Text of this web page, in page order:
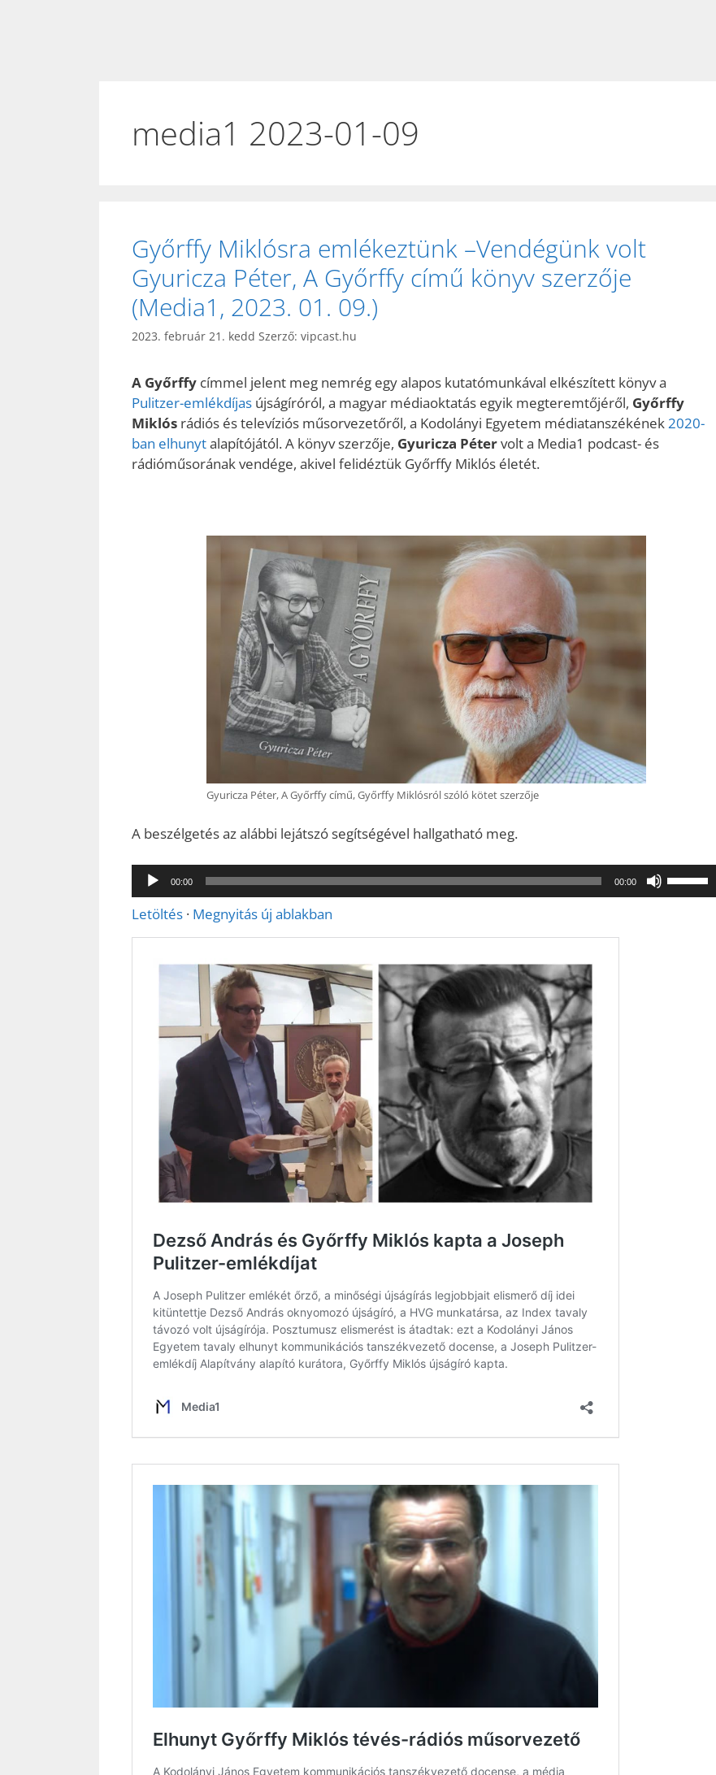
media1 2023-01-09
Győrffy Miklósra emlékeztünk –Vendégünk volt
Gyuricza Péter, A Győrffy című könyv szerzője
(Media1, 2023. 01. 09.)
2023. február 21. kedd Szerző: vipcast.hu
A Győrffy címmel jelent meg nemrég egy alapos kutatómunkával elkészített könyv a
Pulitzer-emlékdíjas újságíróról, a magyar médiaoktatás egyik megteremtőjéről, Győrffy
Miklós rádiós és televíziós műsorvezetőről, a Kodolányi Egyetem médiatanszékének2020-
ban elhunytalapítójától. A könyv szerzője, Gyuricza Pétervolt a Media1 podcast- és
rádióműsorának vendége, akivel felidéztük Győrffy Miklós életét.
Gyuricza Péter, A Győrffy című, Győrffy Miklósról szóló kötet szerzője
A beszélgetés az alábbi lejátszó segítségével hallgatható meg.
Audió
lejátszó
00:00 00:00
hangerő
Letöltés · Megnyitás új ablakban